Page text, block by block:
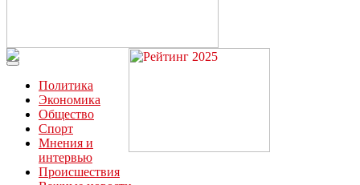
Читайте последние новости дня в Тульской области на сайте
“ЗаНовомосковск”
Политика
Экономика
Общество
Спорт
Мнения и
интервью
Происшествия